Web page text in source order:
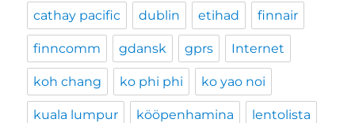
cathay pacific dublin etihad finnair
finncomm gdansk gprs Internet
koh chang ko phi phi ko yao noi
kuala lumpur kööpenhamina lentolista